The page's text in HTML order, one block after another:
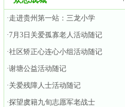
·走进贵州第一站：三龙小学
·7月3日关爱孤寡老人活动随记
·社区矫正心连心小组活动随记
·谢塘公益活动随记
·关爱残障人士活动随记
·探望虞籍九旬志愿军老战士